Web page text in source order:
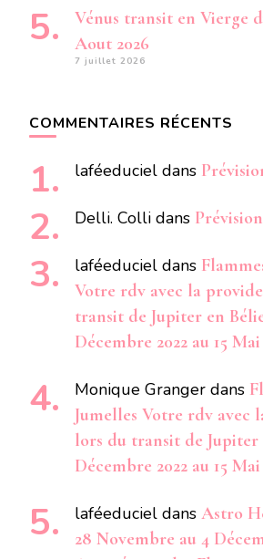
Vénus transit en Vierge
Aout 2026
7 juillet 2026
COMMENTAIRES RÉCENTS
laféeduciel dans
Delli. Colli dans
laféeduciel dans
Votre rdv avec la
transit de Jupiter en
Décembre 2022 au 15 Mai
Monique Granger dans
Jumelles Votre rdv avec
lors du transit de Jupiter
Décembre 2022 au 15 Mai
laféeduciel dans Astro
28 Novembre au 4